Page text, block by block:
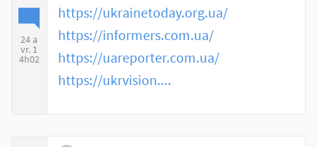
24 a
vr. 1
4h02
https://ukrainetoday.org.ua/
https://informers.com.ua/
https://uareporter.com.ua/
https://ukrvision....